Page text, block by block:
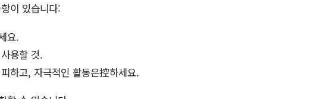
이 있습니다:
요.
용할 것.
하고, 자극적인 활동은控하세요.